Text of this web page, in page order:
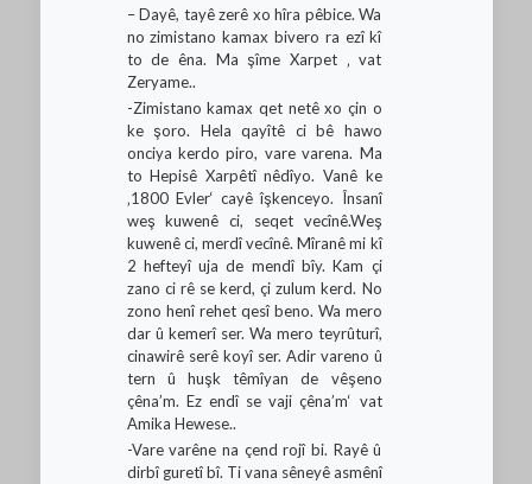
– Dayê, tayê zerê xo hîra pêbice. Wa
no zimistano kamax bivero ra ezî kî
to de êna. Ma şîme Xarpet ‚ vat
Zeryame..
-Zimistano kamax qet netê xo çin o
ke şoro. Hela qayîtê ci bê hawo
onciya kerdo piro, vare varena. Ma
to Hepisê Xarpêtî nêdîyo. Vanê ke
‚1800 Evler‘ cayê îşkenceyo. Însanî
weş kuwenê ci, seqet vecînê.Weş
kuwenê ci, merdî vecînê. Mîranê mi kî
2 hefteyî uja de mendî bîy. Kam çi
zano ci rê se kerd, çi zulum kerd. No
zono henî rehet qesî beno. Wa mero
dar û kemerî ser. Wa mero teyrûturî,
cinawirê serê koyî ser. Adir vareno û
tern û huşk têmîyan de vêşeno
çêna’m. Ez endî se vaji çêna’m‘ vat
Amika Hewese..
-Vare varêne na çend rojî bi. Rayê û
dirbî guretî bî. Ti vana sêneyê asmênî